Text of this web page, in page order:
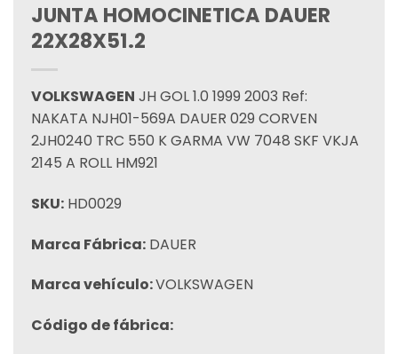
JUNTA HOMOCINETICA DAUER
22X28X51.2
VOLKSWAGEN JH GOL 1.0 1999 2003 Ref:
NAKATA NJH01-569A DAUER 029 CORVEN
2JH0240 TRC 550 K GARMA VW 7048 SKF VKJA
2145 A ROLL HM921
SKU: HD0029
Marca Fábrica: DAUER
Marca vehículo:VOLKSWAGEN
Código de fábrica: